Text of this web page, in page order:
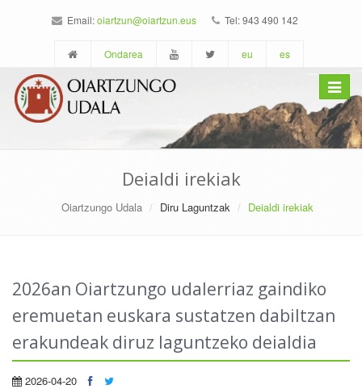
Email:oiartzun@oiartzun.eus Tel: 943 490 142
Ondarea eu es
Toggle
Deialdi irekiak
Oiartzungo Udala Diru Laguntzak Deialdi irekiak
2026an Oiartzungo udalerriaz gaindiko
eremuetan euskara sustatzen dabiltzan
erakundeak diruz laguntzeko deialdia
2026-04-20